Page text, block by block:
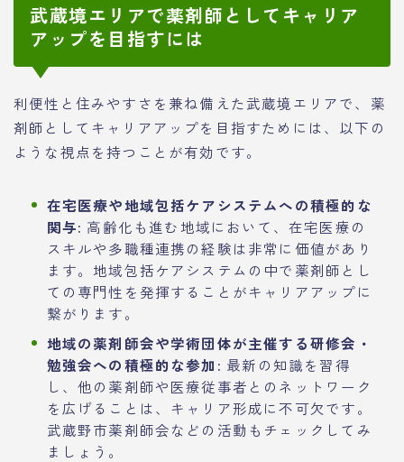
武蔵境エリアで薬剤師としてキャリア
アップを目指すには
利便性と住みやすさを兼ね備えた武蔵境エリアで、薬
剤師としてキャリアアップを目指すためには、以下の
ような視点を持つことが有効です。
在宅医療や地域包括ケアシステムへの積極的な
関与: 高齢化も進む地域において、在宅医療の
スキルや多職種連携の経験は非常に価値があり
ます。地域包括ケアシステムの中で薬剤師とし
ての専門性を発揮することがキャリアアップに
繋がります。
地域の薬剤師会や学術団体が主催する研修会・
勉強会への積極的な参加: 最新の知識を習得
し、他の薬剤師や医療従事者とのネットワーク
を広げることは、キャリア形成に不可欠です。
武蔵野市薬剤師会などの活動もチェックしてみ
ましょう。